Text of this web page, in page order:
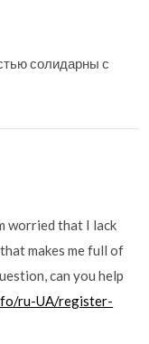
солидарны с
worried that I lack
makes me full of
can you help
ru-UA/register-